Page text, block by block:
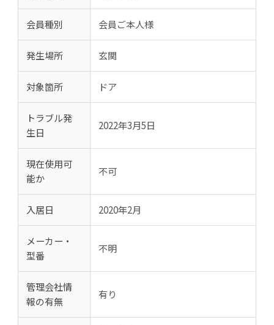
会員種別 会員ご本人様
発生場所 玄関
対象箇所 ドア
トラブル発
生日
2022年3月5日
現在使用可
能か
不可
入居日 2020年2月
メーカー・
型番
不明
管理会社情
報の有無
有り